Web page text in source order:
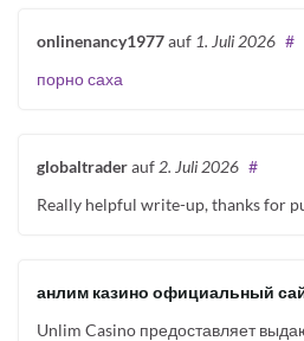
onlinenancy1977auf 1. Juli 2026 #
порно саха
globaltraderauf 2. Juli 2026 #
Really helpful write-up, thanks for
анлим казино официальный
Unlim Casino предоставляет